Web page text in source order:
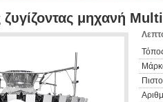
ζυγίζοντας μηχανή